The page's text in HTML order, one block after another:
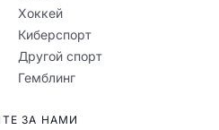
Хоккей
Киберспорт
Другой спорт
Гемблинг
ЗА НАМИ